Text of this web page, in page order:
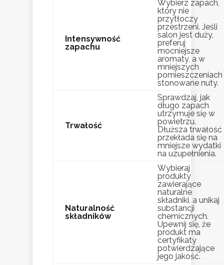
Intensywność
zapachu
Wybierz zapach,
który nie
przytłoczy
przestrzeni. Jeśli
salon jest duży,
preferuj
mocniejsze
aromaty, a w
mniejszych
pomieszczeniach
stonowane nuty.
Trwałość
Sprawdzaj, jak
długo zapach
utrzymuje się w
powietrzu.
Dłuższa trwałość
przekłada się na
mniejsze wydatki
na uzupełnienia.
Naturalność
składników
Wybieraj
produkty
zawierające
naturalne
składniki, a unikaj
substancji
chemicznych.
Upewnij się, że
produkt ma
certyfikaty
potwierdzające
jego jakość.